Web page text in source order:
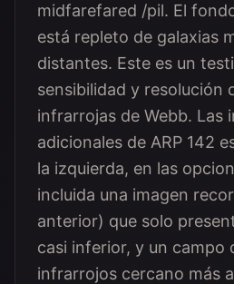
midfarefared /pil. El
está repleto de galaxias
distantes. Este es un
sensibilidad y resolución
infrarrojas de Webb. Las
adicionales de ARP 142
la izquierda, en las
incluida una imagen
anterior) que solo
casi inferior, y un campo
infrarrojos cercano más